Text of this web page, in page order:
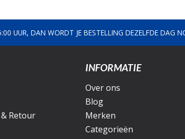
UUR, DAN WORDT JE BESTELLING DEZELFDE DAG
Retour
INFORMATIE
Over ons
Blog
Merken
Categorieën